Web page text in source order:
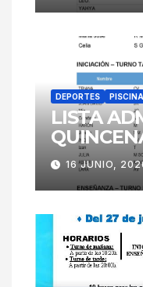
DEPORTES PISCINA
LISTA
16 JUNIO,